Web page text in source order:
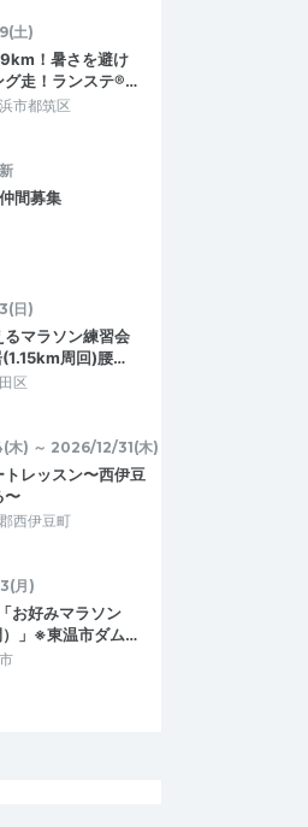
土)
！暑さを避け
グ走！ランステ®…
市都筑区
間募集
日)
るマラソン練習会
(1.15km周回)腰…
区
木) ～ 2026/12/31(木)
トレッスン〜西伊豆
〜
西伊豆町
月)
お好みマラソン
）」※東温市ダム…